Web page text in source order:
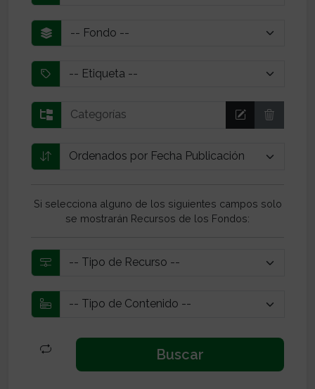
Si selecciona alguno de los siguientes campos solo
se mostrarán Recursos de los Fondos: